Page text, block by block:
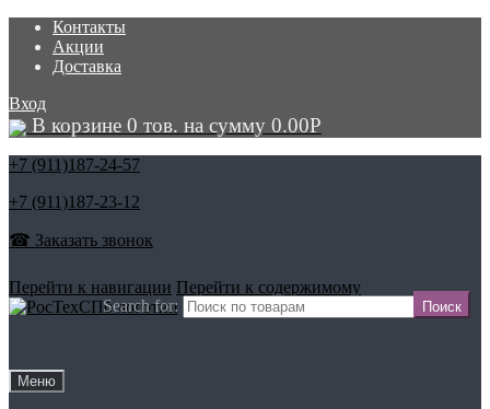
Контакты
Акции
Доставка
Вход
В корзине 0 тов. на сумму 0.00Р
+7 (911)187-24-57
+7 (911)187-23-12
☎ Заказать звонок
Search for:
Перейти к навигации Перейти к содержимому
Меню